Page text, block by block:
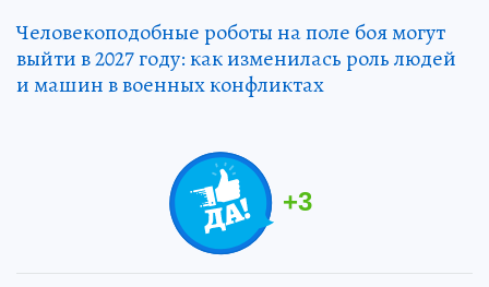
Человекоподобные роботы на поле боя могут
выйти в 2027 году: как изменилась роль людей
и машин в военных конфликтах
+3